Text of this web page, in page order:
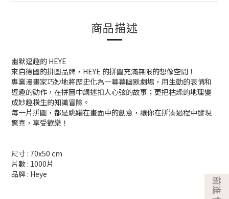
商品描述
幽默逗趣的 HEYE
來自德國的拼圖品牌，HEYE 的拼圖充滿無限的想像空間！
專業漫畫家巧妙地將歷史化為一幕幕幽默劇場，用生動的表情和
逗趣的動作，在拼圖中講述扣人心弦的故事；更把枯燥的地理變
成妙趣橫生的知識冒險。
每一片拼圖，都是跳躍在畫面中的創意，讓你在拼湊過程中發現
驚喜，享受歡樂！
尺寸 : 70x50 cm
片數 : 1000片
品牌 : Heye